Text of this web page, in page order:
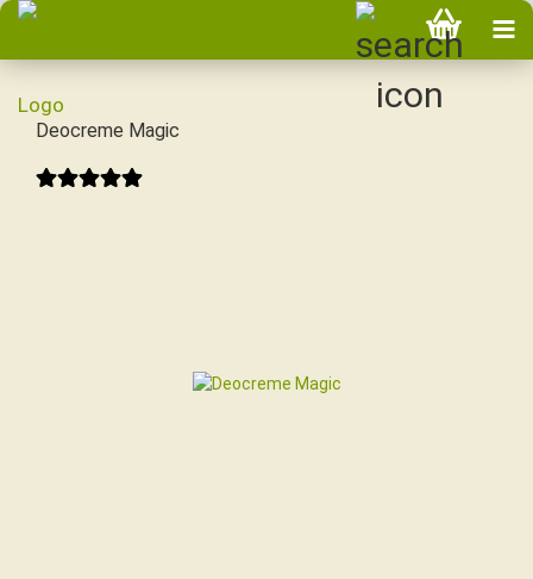
Deocreme Magic